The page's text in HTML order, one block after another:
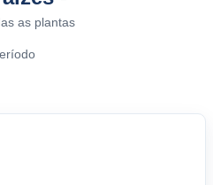
as plantas